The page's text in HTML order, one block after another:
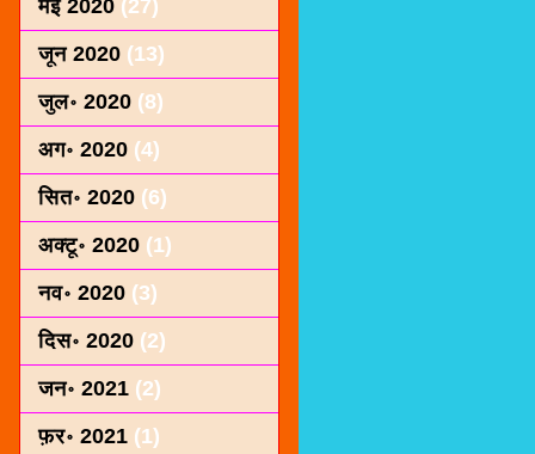
मई 2020 (27)
जून 2020 (13)
जुल॰ 2020 (8)
अग॰ 2020 (4)
सित॰ 2020 (6)
अक्टू॰ 2020 (1)
नव॰ 2020 (3)
दिस॰ 2020 (2)
जन॰ 2021 (2)
फ़र॰ 2021 (1)